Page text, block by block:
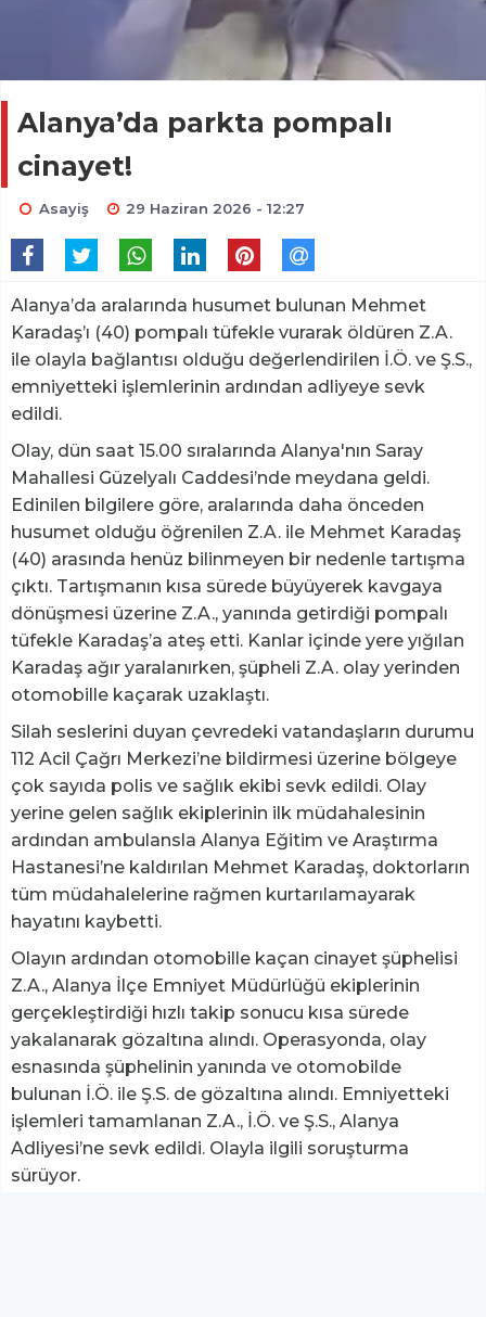
Alanya’da parkta pompalı
cinayet!
Asayiş 29 Haziran 2026 - 12:27
Alanya’da aralarında husumet bulunan Mehmet
Karadaş’ı (40) pompalı tüfekle vurarak öldüren Z.A.
ile olayla bağlantısı olduğu değerlendirilen İ.Ö. ve Ş.S.,
emniyetteki işlemlerinin ardından adliyeye sevk
edildi.
Olay, dün saat 15.00 sıralarında Alanya'nın Saray
Mahallesi Güzelyalı Caddesi’nde meydana geldi.
Edinilen bilgilere göre, aralarında daha önceden
husumet olduğu öğrenilen Z.A. ile Mehmet Karadaş
(40) arasında henüz bilinmeyen bir nedenle tartışma
çıktı. Tartışmanın kısa sürede büyüyerek kavgaya
dönüşmesi üzerine Z.A., yanında getirdiği pompalı
tüfekle Karadaş’a ateş etti. Kanlar içinde yere yığılan
Karadaş ağır yaralanırken, şüpheli Z.A. olay yerinden
otomobille kaçarak uzaklaştı.
Silah seslerini duyan çevredeki vatandaşların durumu
112 Acil Çağrı Merkezi’ne bildirmesi üzerine bölgeye
çok sayıda polis ve sağlık ekibi sevk edildi. Olay
yerine gelen sağlık ekiplerinin ilk müdahalesinin
ardından ambulansla Alanya Eğitim ve Araştırma
Hastanesi’ne kaldırılan Mehmet Karadaş, doktorların
tüm müdahalelerine rağmen kurtarılamayarak
hayatını kaybetti.
Olayın ardından otomobille kaçan cinayet şüphelisi
Z.A., Alanya İlçe Emniyet Müdürlüğü ekiplerinin
gerçekleştirdiği hızlı takip sonucu kısa sürede
yakalanarak gözaltına alındı. Operasyonda, olay
esnasında şüphelinin yanında ve otomobilde
bulunan İ.Ö. ile Ş.S. de gözaltına alındı. Emniyetteki
işlemleri tamamlanan Z.A., İ.Ö. ve Ş.S., Alanya
Adliyesi’ne sevk edildi. Olayla ilgili soruşturma
sürüyor.